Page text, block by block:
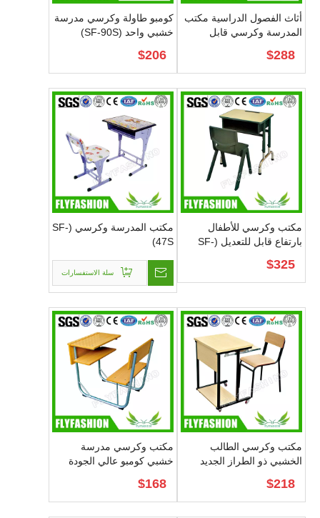
أثاث الفصول الدراسية مكتب
المدرسة وكرسي قابل
88S)
$288
كومبو طاولة وكرسي مدرسة
خشبي واحد (SF-90S)
$206
مكتب وكرسي للأطفال
بارتفاع قابل للتعديل (SF-
$325
مكتب المدرسة وكرسي (SF-
47S)
سلة الاستفسارات
مكتب وكرسي الطالب
الخشبي ذو الطراز الجديد
$218
مكتب وكرسي مدرسة
خشبي كومبو عالي الجودة
$168